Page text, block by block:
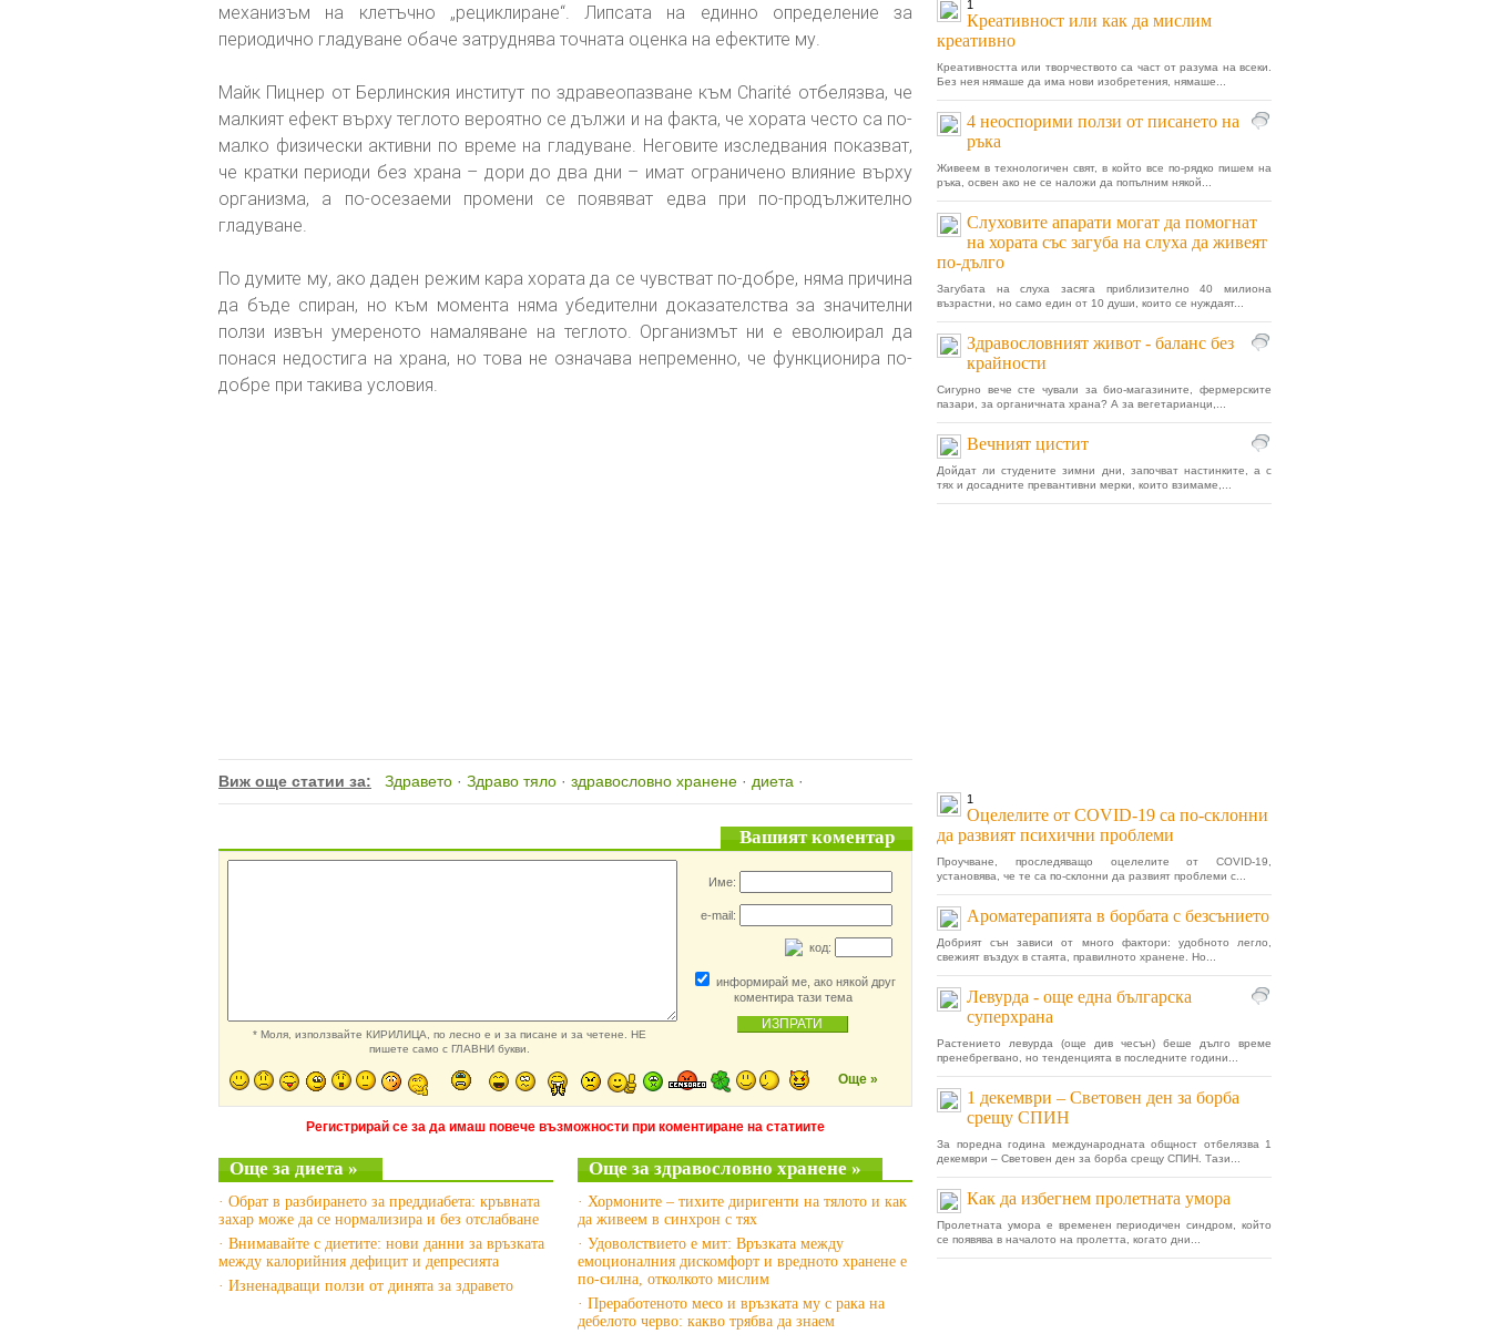
механизъм на клетъчно „рециклиране“. Липсата на единно определение за
периодично гладуване обаче затруднява точната оценка на ефектите му.
Майк Пицнер от Берлинския институт по здравеопазване към Charité отбелязва, че
малкият ефект върху теглото вероятно се дължи и на факта, че хората често са по-
малко физически активни по време на гладуване. Неговите изследвания показват,
че кратки периоди без храна – дори до два дни – имат ограничено влияние върху
организма, а по-осезаеми промени се появяват едва при по-продължително
гладуване.
По думите му, ако даден режим кара хората да се чувстват по-добре, няма причина
да бъде спиран, но към момента няма убедителни доказателства за значителни
ползи извън умереното намаляване на теглото. Организмът ни е еволюирал да
понася недостига на храна, но това не означава непременно, че функционира по-
добре при такива условия.
Виж още статии за: Здравето · Здраво тяло · здравословно хранене · диета ·
Вашият коментар
* Моля, използвайте КИРИЛИЦА, по лесно е и за писане и за четене. НЕ
пишете само с ГЛАВНИ букви.
Име:
e-mail:
код:
информирай ме, ако някой друг
коментира тази тема
Още »
Регистрирай се за да имаш повече възможности при коментиране на статиите
Още за диета »
· Обрат в разбирането за преддиабета: кръвната
захар може да се нормализира и без отслабване
· Внимавайте с диетите: нови данни за връзката
между калорийния дефицит и депресията
· Изненадващи ползи от динята за здравето
Още за здравословно хранене »
· Хормоните – тихите диригенти на тялото и как
да живеем в синхрон с тях
· Удоволствието е мит: Връзката между
емоционалния дискомфорт и вредното хранене е
по-силна, отколкото мислим
· Преработеното месо и връзката му с рака на
дебелото черво: какво трябва да знаем
1
Креативност или как да мислим
креативно
Креативността или творчеството са част от разума на всеки.
Без нея нямаше да има нови изобретения, нямаше...
4 неоспорими ползи от писането на
ръка
Живеем в технологичен свят, в който все по-рядко пишем на
ръка, освен ако не се наложи да попълним някой...
Слуховите апарати могат да помогнат
на хората със загуба на слуха да живеят
по-дълго
Загубата на слуха засяга приблизително 40 милиона
възрастни, но само един от 10 души, които се нуждаят...
Здравословният живот - баланс без
крайности
Сигурно вече сте чували за био-магазините, фермерските
пазари, за органичната храна? А за вегетарианци,...
Вечният цистит
Дойдат ли студените зимни дни, започват настинките, а с
тях и досадните превантивни мерки, които взимаме,...
1
Оцелелите от COVID-19 са по-склонни
да развият психични проблеми
Проучване, проследяващо оцелелите от COVID-19,
установява, че те са по-склонни да развият проблеми с...
Ароматерапията в борбата с безсънието
Добрият сън зависи от много фактори: удобното легло,
свежият въздух в стаята, правилното хранене. Но...
Левурда - още една българска
суперхрана
Растението левурда (още див чесън) беше дълго време
пренебрегвано, но тенденцията в последните години...
1 декември – Световен ден за борба
срещу СПИН
За поредна година международната общност отбелязва 1
декември – Световен ден за борба срещу СПИН. Тази...
Как да избегнем пролетната умора
Пролетната умора е временен периодичен синдром, който
се появява в началото на пролетта, когато дни...